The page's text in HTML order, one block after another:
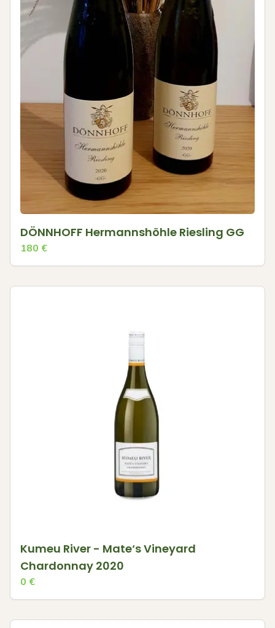
DÖNNHOFF Hermannshöhle Riesling GG
180 €
Kumeu River - Mate‘s Vineyard
Chardonnay 2020
0 €